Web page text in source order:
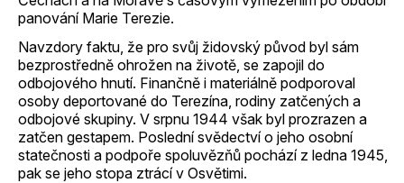
panování Marie Terezie.
Navzdory faktu, že pro svůj židovský původ byl sám
bezprostředně ohrožen na životě, se zapojil do
odbojového hnutí. Finančně i materiálně podporoval
osoby deportované do Terezína, rodiny zatčených a
odbojové skupiny. V srpnu 1944 však byl prozrazen a
zatčen gestapem. Poslední svědectví o jeho osobní
statečnosti a podpoře spoluvězňů pochází z ledna 1945,
pak se jeho stopa ztrácí v Osvětimi.